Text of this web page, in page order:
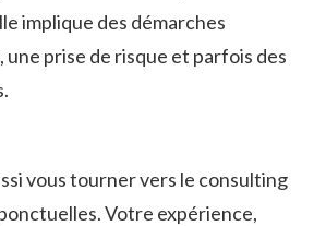
implique des démarches
prise de risque et parfois des
vous tourner vers le consulting
Votre expérience,